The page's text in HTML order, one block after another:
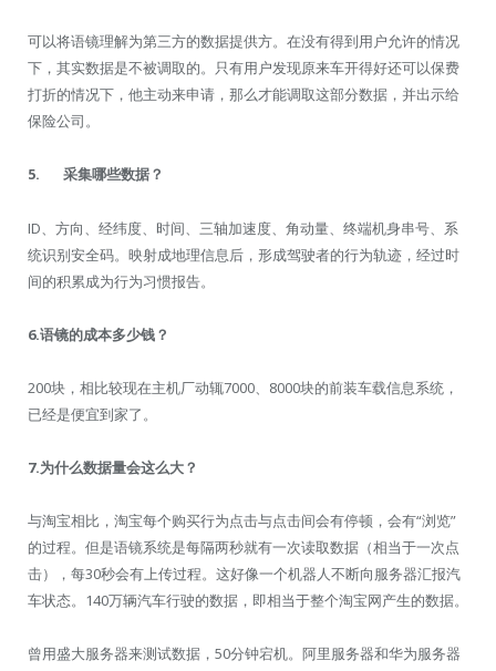
可以将语镜理解为第三方的数据提供方。在没有得到用户允许的情况
下，其实数据是不被调取的。只有用户发现原来车开得好还可以保费
打折的情况下，他主动来申请，那么才能调取这部分数据，并出示给
保险公司。
5. 采集哪些数据？
ID、方向、经纬度、时间、三轴加速度、角动量、终端机身串号、系
统识别安全码。映射成地理信息后，形成驾驶者的行为轨迹，经过时
间的积累成为行为习惯报告。
6.语镜的成本多少钱？
200块，相比较现在主机厂动辄7000、8000块的前装车载信息系统，
已经是便宜到家了。
7.为什么数据量会这么大？
与淘宝相比，淘宝每个购买行为点击与点击间会有停顿，会有“浏览”
的过程。但是语镜系统是每隔两秒就有一次读取数据（相当于一次点
击），每30秒会有上传过程。这好像一个机器人不断向服务器汇报汽
车状态。140万辆汽车行驶的数据，即相当于整个淘宝网产生的数据。
曾用盛大服务器来测试数据，50分钟宕机。阿里服务器和华为服务器